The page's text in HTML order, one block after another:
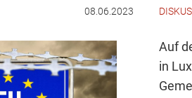
08.06.2023
Auf
in